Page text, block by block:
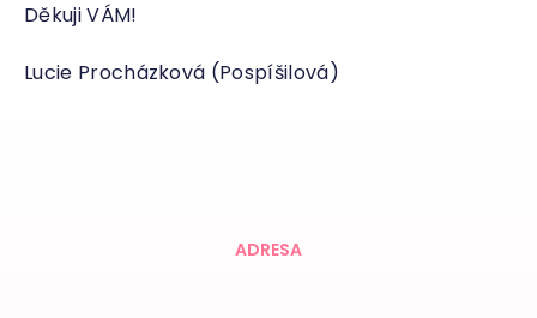
Děkuji VÁM!
Lucie Procházková (Pospíšilová)
ADRESA